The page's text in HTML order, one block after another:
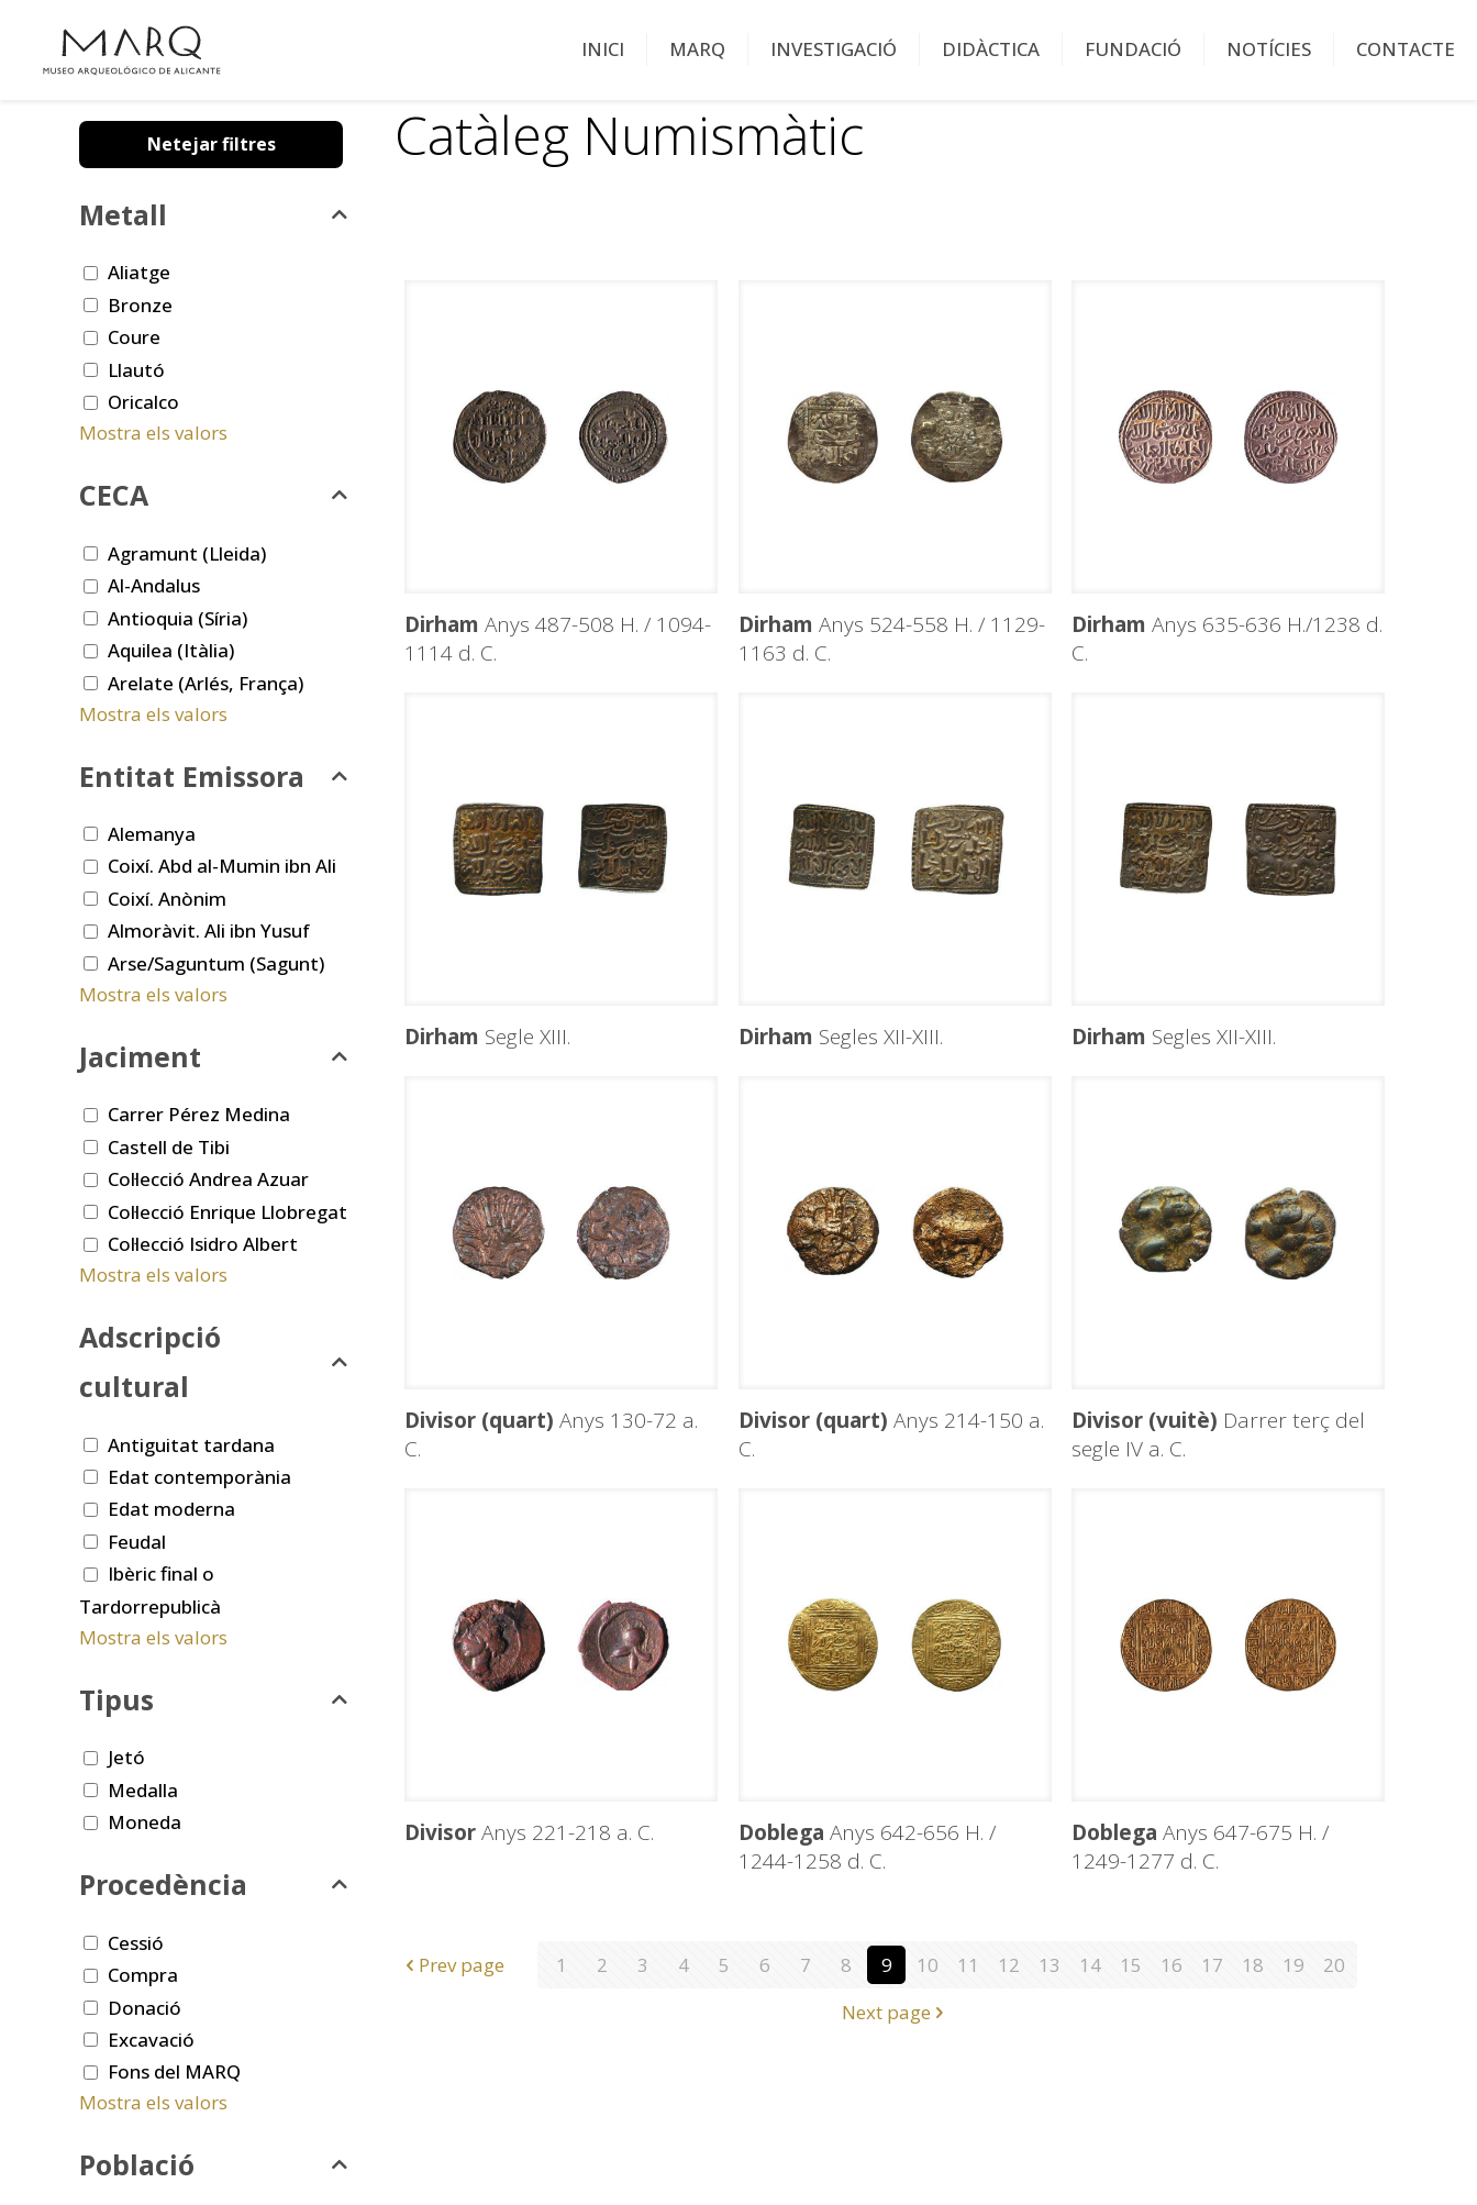
INICI MARQ INVESTIGACIÓ DIDÀCTICA FUNDACIÓ NOTÍCIES CONTACTE
Catàleg Numismàtic
Dirham Anys 487-508 H. / 1094-
1114 d. C.
Dirham Anys 524-558 H. / 1129-
1163 d. C.
Dirham Anys 635-636 H./1238 d.
C.
Dirham Segle XIII. Dirham Segles XII-XIII. Dirham Segles XII-XIII.
Divisor (quart) Anys 130-72 a.
C.
Divisor (quart) Anys 214-150 a.
C.
Divisor (vuitè) Darrer terç del
segle IV a. C.
DivisorAnys 221-218 a. C. Doblega Anys 642-656 H. /
1244-1258 d. C.
Doblega Anys 647-675 H. /
1249-1277 d. C.
Prev page 1 2 3 4 5 6 7 8 9 10 11 12 13 14 15 16 17 18 19
20
Next page
Netejar filtres
Metall
Aliatge
Bronze
Coure
Llautó
Oricalco
Mostra els valors
CECA
Agramunt (Lleida)
Al-Andalus
Antioquia (Síria)
Aquilea (Itàlia)
Arelate (Arlés, França)
Mostra els valors
Entitat Emissora
Alemanya
Coixí. Abd al-Mumin ibn Ali
Coixí. Anònim
Almoràvit. Ali ibn Yusuf
Arse/Saguntum (Sagunt)
Mostra els valors
Jaciment
Carrer Pérez Medina
Castell de Tibi
Col·lecció Andrea Azuar
Col·lecció Enrique Llobregat
Col·lecció Isidro Albert
Mostra els valors
Adscripció
cultural
Antiguitat tardana
Edat contemporània
Edat moderna
Feudal
Ibèric final o
Tardorrepublicà
Mostra els valors
Tipus
Jetó
Medalla
Moneda
Procedència
Cessió
Compra
Donació
Excavació
Fons del MARQ
Mostra els valors
Població